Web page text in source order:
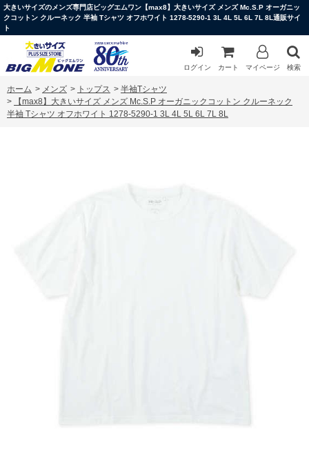
大きいサイズのメンズ専門店ビッグエムワン【max8】大きいサイズ メンズ Mc.S.P オーガニッ
クコットン クルーネック 半袖 Tシャツ オフホワイト 1278-5290-1 3L 4L 5L 6L 7L 8L通販サイ
ト
ログイン カート マイページ 検索
ホーム > メンズ > トップス > 半袖Tシャツ
>
【max8】大きいサイズ メンズ Mc.S.P オーガニックコットン クルーネック
半袖 Tシャツ オフホワイト 1278-5290-1 3L 4L 5L 6L 7L 8L